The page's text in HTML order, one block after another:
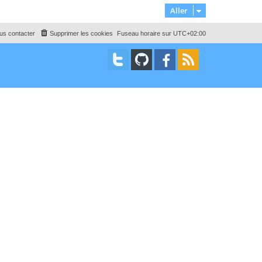
Aller
Fuseau horaire sur UTC+02:00
Supprimer les cookies
contacter